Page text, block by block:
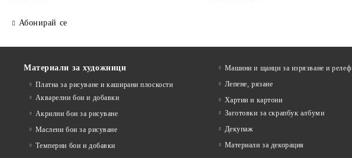
Абонирай се
Материали за художници
Платна за рисуване и каширани плоскости
Акварелни бои и добавки
Акрилни бои за рисуване
Маслени бои за рисуване
Темперни бои и добавки
Машини и щанци за изрязване и релеф
Лепене, рязане
Хартии и картони
Заготовки за скрапбук албуми
Декупаж
Материали за декорация